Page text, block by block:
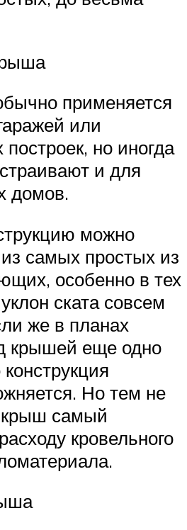
применяется
или
но иногда
и для
домов.
можно
самых простых из
особенно в тех
ската совсем
же в планах
крышей еще одно
Но тем не
крыш самый
кровельного